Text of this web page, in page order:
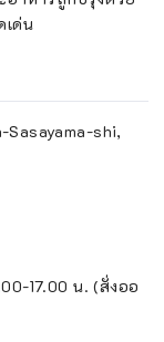
เด่น
Sasayama-shi,
17.00 น. (สั่งออ